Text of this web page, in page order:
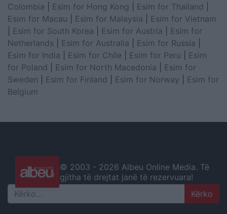
Colombia
Esim for Hong Kong Esim for Thailand
Esim for Macau
Esim for Malaysia
Esim for Vietnam
Esim for South Korea Esim for Austria
Esim for
Netherlands
Esim for Australia Esim for Russia
Esim for India
Esim for Chile Esim for Peru
Esim
for Poland
Esim for North Macedonia
Esim for
Sweden
Esim for Finland Esim for Norway
Esim for
Belgium
© 2003 - 2026 Albeu Online Media. Të
gjitha të drejtat janë të rezervuara!
Search